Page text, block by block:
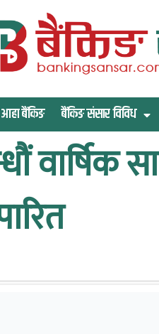
आहा बैंकिङ बैंकिङ संसार विविध
वार्षिक